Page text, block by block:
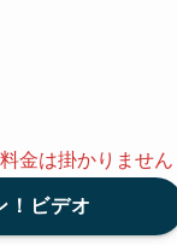
金は掛かりません
！ビデオ